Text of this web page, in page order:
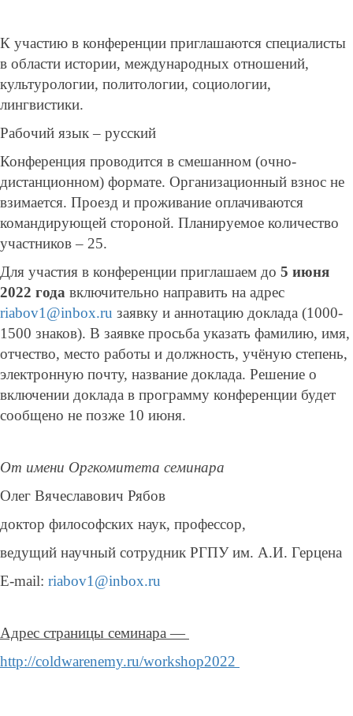
К участию в конференции приглашаются специалисты
в области истории, международных отношений,
культурологии, политологии, социологии,
лингвистики.
Рабочий язык – русский
Конференция проводится в смешанном (очно-
дистанционном) формате. Организационный взнос не
взимается. Проезд и проживание оплачиваются
командирующей стороной. Планируемое количество
участников – 25.
Для участия в конференции приглашаем до 5 июня
2022 года включительно направить на адрес
riabov1@inbox.ru заявку и аннотацию доклада (1000-
1500 знаков). В заявке просьба указать фамилию, имя,
отчество, место работы и должность, учёную степень,
электронную почту, название доклада. Решение о
включении доклада в программу конференции будет
сообщено не позже 10 июня.
От имени Оргкомитета семинара
Олег Вячеславович Рябов
доктор философских наук, профессор,
ведущий научный сотрудник РГПУ им. А.И. Герцена
E-mail: riabov1@inbox.ru
Адрес страницы семинара —
http://coldwarenemy.ru/workshop2022